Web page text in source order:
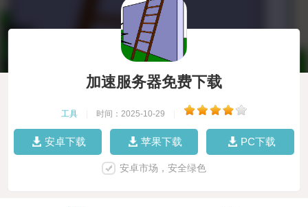
加速服务器免费下载
工具 时间：2025-10-29
安卓下载 苹果下载 PC下载
安卓市场，安全绿色